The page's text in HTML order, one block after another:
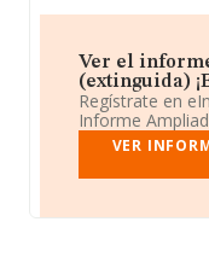
Ver el
(extinguida)
Regístrate en
Informe
VER